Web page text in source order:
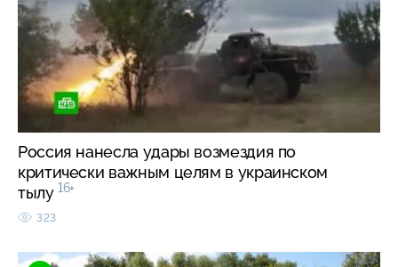
Россия нанесла удары возмездия по
критически важным целям в украинском
тылу 16+
323